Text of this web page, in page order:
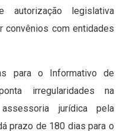
legislativa
convênios com entidades
para o Informativo de
irregularidades na
jurídica pela
prazo de 180 dias para o